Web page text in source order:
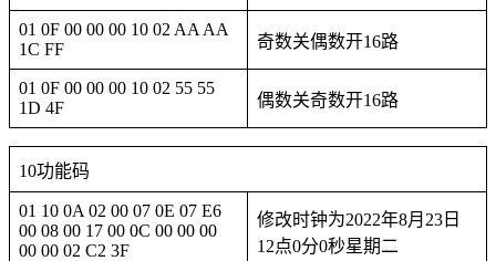
01 0F 00 00 00 10 02 AA AA
1C FF
奇数关偶数开16路
01 0F 00 00 00 10 02 55 55
1D 4F
偶数关奇数开16路
10功能码
01 10 0A 02 00 07 0E 07 E6
00 08 00 17 00 0C 00 00 00
00 00 02 C2 3F
修改时钟为2022年8月23日
12点0分0秒星期二